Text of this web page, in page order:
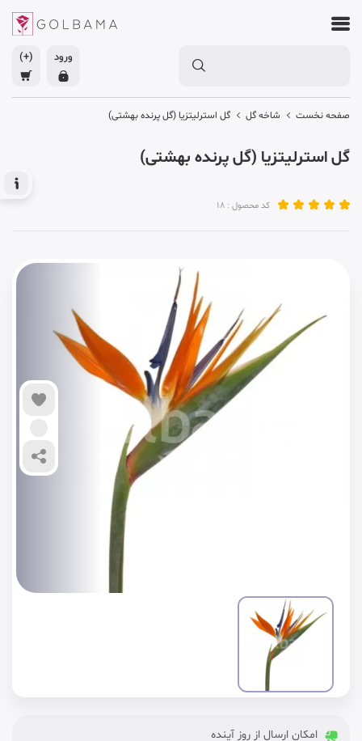
ورود (+)
صفحه نخست شاخه گل گل استرلیتزیا (گل پرنده بهشتی)
گل استرلیتزیا (گل پرنده بهشتی)
کد محصول : 18
امکان ارسال از روز آینده